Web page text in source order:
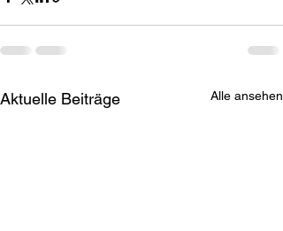
Aktuelle Beiträge Alle ansehen